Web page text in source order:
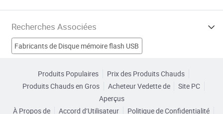
Recherches Associées
Fabricants de Disque mémoire flash USB
Fabricants de Clé USB Clé USB Usines
Produits Populaires
Prix des Produits Chauds
Produits Chauds en Gros
Acheteur Vedette de
Site PC
Aperçus
À Propos de
Accord d’Utilisateur Politique de Confidentialité